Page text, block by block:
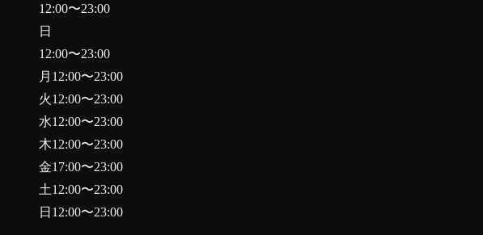
12:00〜23:00
日
12:00〜23:00
月 12:00〜23:00
火12:00〜23:00
水12:00〜23:00
木12:00〜23:00
金17:00〜23:00
土12:00〜23:00
日 12:00〜23:00